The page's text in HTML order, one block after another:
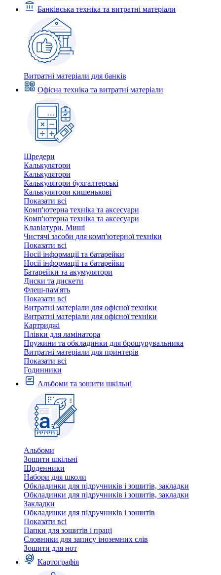
Банківська техніка та витратні матеріали
Витратні матеріали для банків
Офісна техніка та витратні матеріали
Шредери
Калькулятори
Калькулятори
Калькулятори бухгалтерські
Калькулятори кишенькові
Показати всі
Комп'ютерна техніка та аксесуари
Комп'ютерна техніка та аксесуари
Клавіатури, Миші
Чистячі засоби для комп'ютерної техніки
Показати всі
Носії інформації та батарейки
Носії інформації та батарейки
Батарейки та акумулятори
Диски та дискети
Флеш-пам'ять
Показати всі
Витратні матеріали для офісної техніки
Витратні матеріали для офісної техніки
Картриджi
Плівки для ламінатора
Пружини та обкладинки для брошурувальника
Витратні матеріали для принтерів
Показати всі
Годинники
Альбоми та зошити шкільні
Альбоми
Зошити шкільні
Щоденники
Набори для школи
Обкладинки для підручників і зошитів, закладки
Обкладинки для підручників і зошитів, закладки
Закладки
Обкладинки для підручників і зошитів
Показати всі
Папки для зошитів і праці
Словники для запису іноземних слів
Зошити для нот
Картографія